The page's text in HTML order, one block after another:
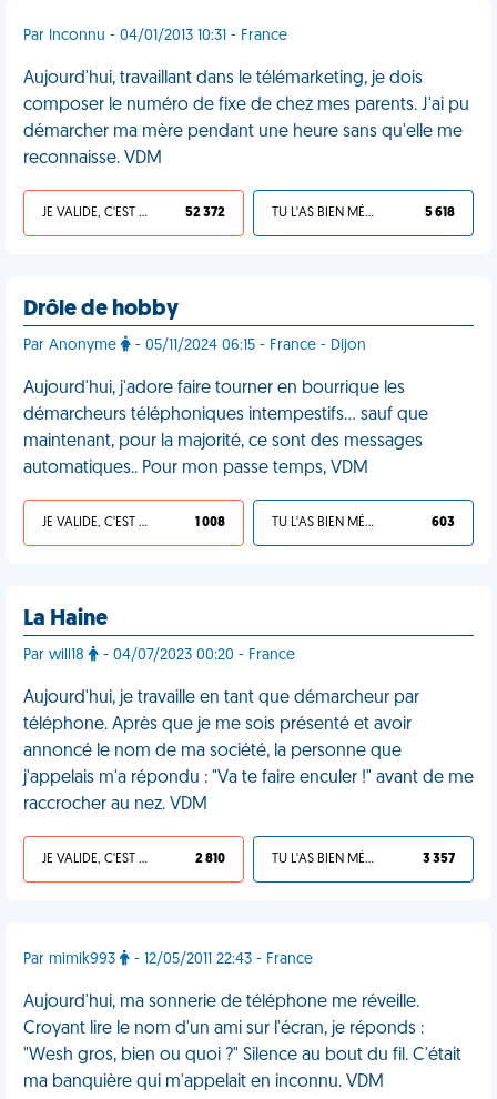
Par Inconnu - 04/01/2013 10:31 - France
Aujourd'hui, travaillant dans le télémarketing, je dois
composer le numéro de fixe de chez mes parents. J'ai pu
démarcher ma mère pendant une heure sans qu'elle me
reconnaisse. VDM
JE VALIDE, C'EST UNE VDM 52 372 TU L'AS BIEN MÉRITÉ 5 618
Drôle de hobby
Par Anonyme - 05/11/2024 06:15 - France - Dijon
Aujourd'hui, j'adore faire tourner en bourrique les
démarcheurs téléphoniques intempestifs… sauf que
maintenant, pour la majorité, ce sont des messages
automatiques.. Pour mon passe temps, VDM
JE VALIDE, C'EST UNE VDM 1 008 TU L'AS BIEN MÉRITÉ 603
La Haine
Par will18 - 04/07/2023 00:20 - France
Aujourd'hui, je travaille en tant que démarcheur par
téléphone. Après que je me sois présenté et avoir
annoncé le nom de ma société, la personne que
j'appelais m'a répondu : "Va te faire enculer !" avant de me
raccrocher au nez. VDM
JE VALIDE, C'EST UNE VDM 2 810 TU L'AS BIEN MÉRITÉ 3 357
Par mimik993 - 12/05/2011 22:43 - France
Aujourd'hui, ma sonnerie de téléphone me réveille.
Croyant lire le nom d'un ami sur l'écran, je réponds :
"Wesh gros, bien ou quoi ?" Silence au bout du fil. C'était
ma banquière qui m'appelait en inconnu. VDM